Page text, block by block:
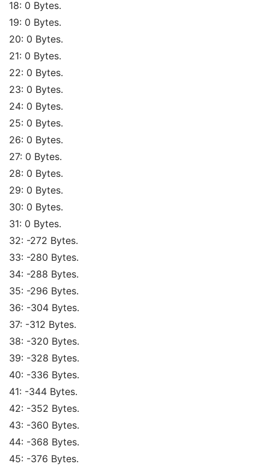
18: 0 Bytes.
19: 0 Bytes.
20: 0 Bytes.
21: 0 Bytes.
22: 0 Bytes.
23: 0 Bytes.
24: 0 Bytes.
25: 0 Bytes.
26: 0 Bytes.
27: 0 Bytes.
28: 0 Bytes.
29: 0 Bytes.
30: 0 Bytes.
31: 0 Bytes.
32: -272 Bytes.
33: -280 Bytes.
34: -288 Bytes.
35: -296 Bytes.
36: -304 Bytes.
37: -312 Bytes.
38: -320 Bytes.
39: -328 Bytes.
40: -336 Bytes.
41: -344 Bytes.
42: -352 Bytes.
43: -360 Bytes.
44: -368 Bytes.
45: -376 Bytes.